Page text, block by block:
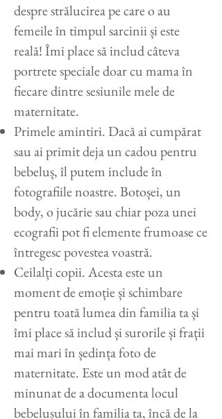
despre strălucirea pe care o au
femeile în timpul sarcinii și este
reală! Îmi place să includ câteva
portrete speciale doar cu mama în
fiecare dintre sesiunile mele de
maternitate.
Primele amintiri. Dacă ai cumpărat
sau ai primit deja un cadou pentru
bebeluș, îl putem include în
fotografiile noastre. Botoșei, un
body, o jucărie sau chiar poza unei
ecografii pot fi elemente frumoase ce
întregesc povestea voastră.
Ceilalți copii. Acesta este un
moment de emoție și schimbare
pentru toată lumea din familia ta și
îmi place să includ și surorile și frații
mai mari în ședința foto de
maternitate. Este un mod atât de
minunat de a documenta locul
bebelușului în familia ta, încă de la